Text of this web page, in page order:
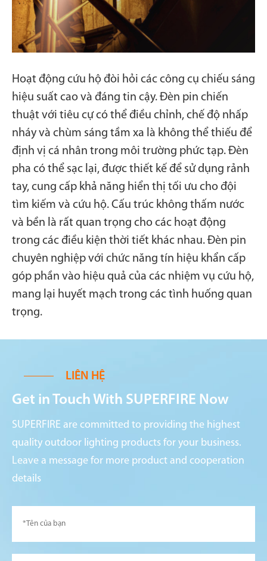
Hoạt động cứu hộ đòi hỏi các công cụ chiếu sáng
hiệu suất cao và đáng tin cậy. Đèn pin chiến
thuật với tiêu cự có thể điều chỉnh, chế độ nhấp
nháy và chùm sáng tầm xa là không thể thiếu để
định vị cá nhân trong môi trường phức tạp. Đèn
pha có thể sạc lại, được thiết kế để sử dụng rảnh
tay, cung cấp khả năng hiển thị tối ưu cho đội
tìm kiếm và cứu hộ. Cấu trúc không thấm nước
và bền là rất quan trọng cho các hoạt động
trong các điều kiện thời tiết khác nhau. Đèn pin
chuyên nghiệp với chức năng tín hiệu khẩn cấp
góp phần vào hiệu quả của các nhiệm vụ cứu hộ,
mang lại huyết mạch trong các tình huống quan
trọng.
LIÊN HỆ
Get in Touch With SUPERFIRE Now
SUPERFIRE are committed to providing the highest
quality outdoor lighting products for your business.
Leave a message for more product and cooperation
details